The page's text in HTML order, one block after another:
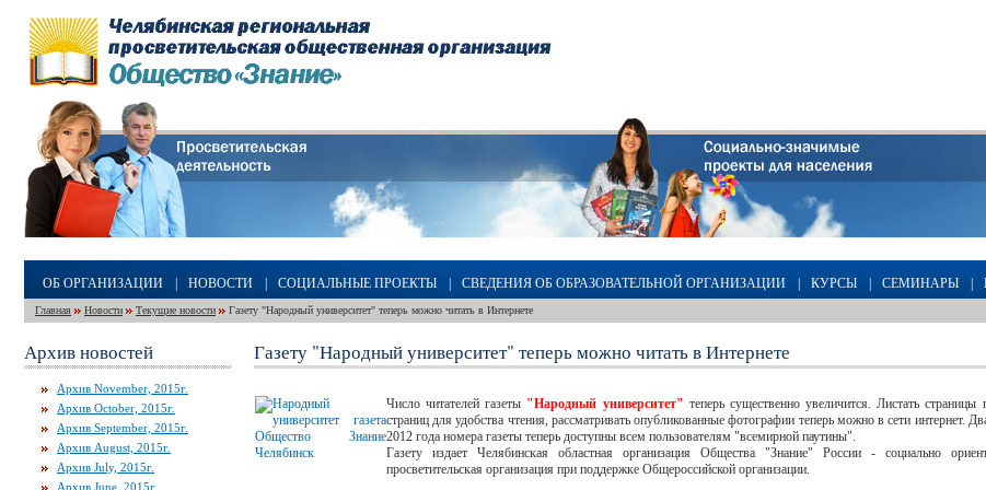
ОБ ОРГАНИЗАЦИИ НОВОСТИ СОЦИАЛЬНЫЕ ПРОЕКТЫ СВЕДЕНИЯ ОБ ОБРАЗОВАТЕЛЬНОЙ ОРГАНИЗАЦИИ КУРСЫ СЕМИНАРЫ
Главная Новости Текущие новости Газету "Народный университет" теперь можно читать в Интернете
Архив новостей
Архив November, 2015г.
Архив October, 2015г.
Архив September, 2015г.
Архив August, 2015г.
Архив July, 2015г.
Архив June, 2015г.
Газету "Народный университет" теперь можно читать в Интернете
Число читателей газеты "Народный университет" теперь существенно увеличится. Листать страницы
страниц для удобства чтения, рассматривать опубликованные фотографии теперь можно в сети интернет.
2012 года номера газеты теперь доступны всем пользователям "всемирной паутины".
Газету издает Челябинская областная организация Общества "Знание" России - социально
просветительская организация при поддержке Общероссийской организации.